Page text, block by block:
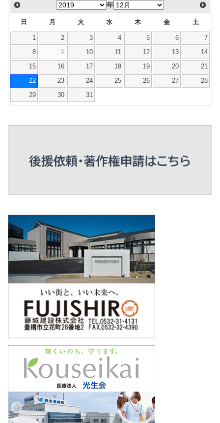
年
日 月 火 水 木 金 土
1 2 3 4 5 6 7
8 9 10 11 12 13 14
15 16 17 18 19 20 21
22 23 24 25 26 27 28
29 30 31